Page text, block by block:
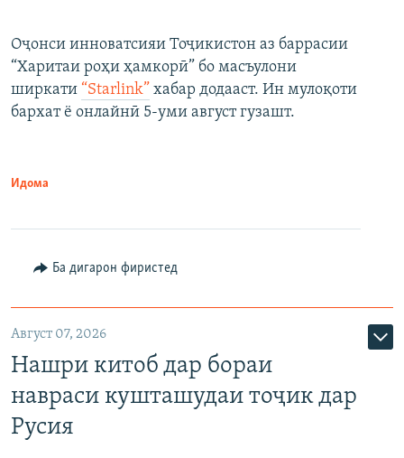
Оҷонси инноватсияи Тоҷикистон аз баррасии
“Харитаи роҳи ҳамкорӣ” бо масъулони
ширкати “Starlink” хабар додааст. Ин мулоқоти
бархат ё онлайнӣ 5-уми август гузашт.
Идома
Ба дигарон фиристед
Август 07, 2026
Нашри китоб дар бораи
навраси кушташудаи тоҷик дар
Русия